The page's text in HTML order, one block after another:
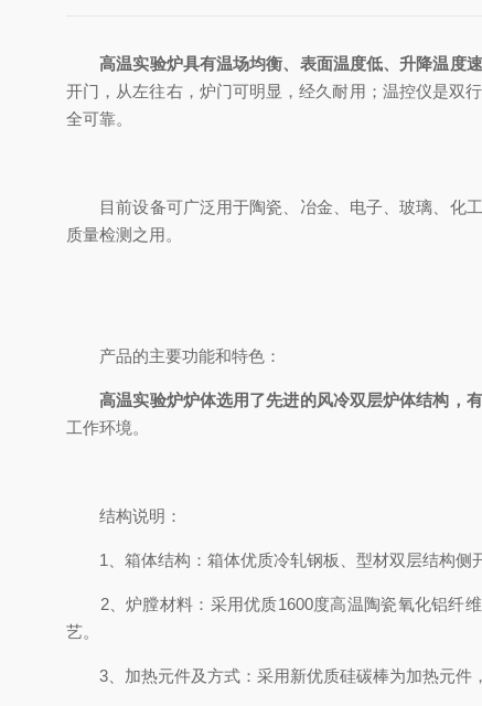
高温实验炉具有温场均衡、表面温度低、升降温度
开门，从左往右，炉门可明显，经久耐用；温控仪是双
全可靠。
目前设备可广泛用于陶瓷、冶金、电子、玻璃、化工
质量检测之用。
产品的主要功能和特色：
高温实验炉炉体选用了先进的风冷双层炉体结构，
工作环境。
结构说明：
1、箱体结构：箱体优质冷轧钢板、型材双层结构侧
2、炉膛材料：采用优质1600度高温陶瓷氧化铝纤维
艺。
3、加热元件及方式：采用新优质硅碳棒为加热元件